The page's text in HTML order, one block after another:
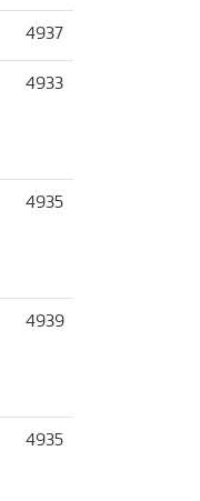
4937
4933
4935
4939
4935